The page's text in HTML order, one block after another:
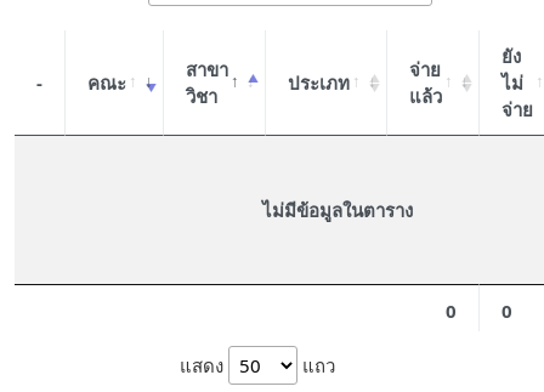
- คณะ
สาขา
วิชา
ประเภท
จ่าย
แล้ว
ยัง
ไม่
จ่าย
ไม่มีข้อมูลในตาราง
0 0
แสดง แถว